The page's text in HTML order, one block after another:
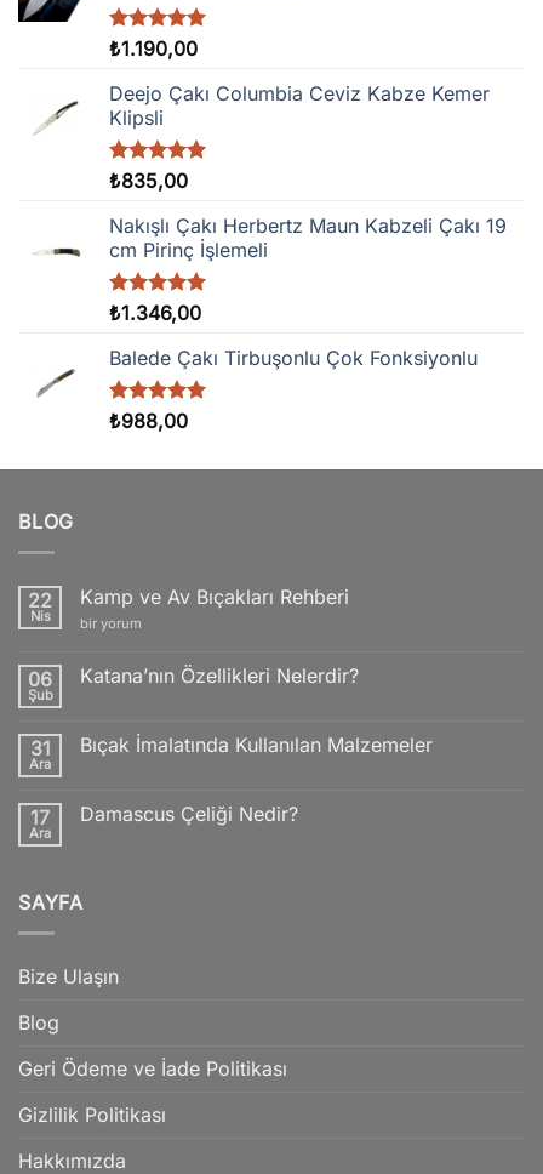
5 üzerinden
oy
aldı
₺1.190,00
Deejo Çakı Columbia Ceviz Kabze Kemer
Klipsli
5 üzerinden
oy
aldı
₺835,00
Nakışlı Çakı Herbertz Maun Kabzeli Çakı 19
cm Pirinç İşlemeli
5 üzerinden
aldı
₺1.346,00
Balede Çakı Tirbuşonlu Çok Fonksiyonlu
5 üzerinden
oy
₺988,00
BLOG
22
Nis
Kamp ve Av Bıçakları Rehberi
Kamp
Bıçakları
Rehberi
bir yorum
06
Şub
Katana’nın Özellikleri Nelerdir?
Katana’nın
Özellikleri
31
Ara
Bıçak İmalatında Kullanılan Malzemeler
İmalatında
17
Ara
Damascus Çeliği Nedir?
Nedir?
SAYFA
Bize Ulaşın
Blog
Geri Ödeme ve İade Politikası
Gizlilik Politikası
Hakkımızda